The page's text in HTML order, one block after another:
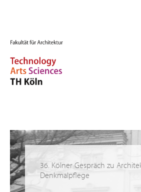
36. Kölner Gespräch zu
Denkmalpflege